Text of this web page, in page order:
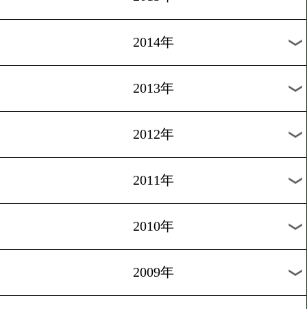
2022年
2020年
2019年
2018年